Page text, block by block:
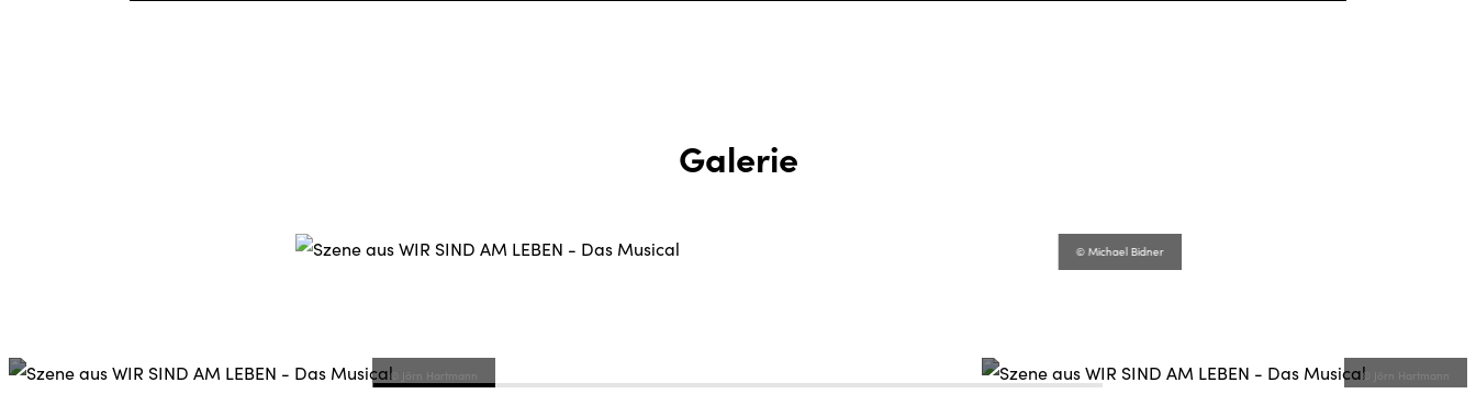
Galerie
© Michael Bidner
© Jörn Hartmann
© Jörn Hartmann